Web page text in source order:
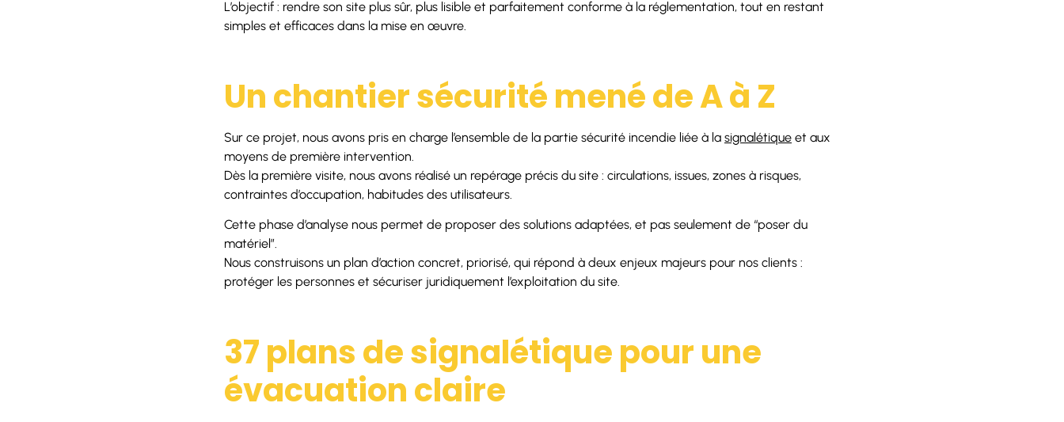
L’objectif : rendre son site plus sûr, plus lisible et parfaitement conforme à la réglementation, tout en restant
simples et efficaces dans la mise en œuvre.
Un chantier sécurité mené de A à Z
Sur ce projet, nous avons pris en charge l’ensemble de la partie sécurité incendie liée à la signalétique et aux
moyens de première intervention.
Dès la première visite, nous avons réalisé un repérage précis du site : circulations, issues, zones à risques,
contraintes d’occupation, habitudes des utilisateurs.
Cette phase d’analyse nous permet de proposer des solutions adaptées, et pas seulement de “poser du
matériel”.
Nous construisons un plan d’action concret, priorisé, qui répond à deux enjeux majeurs pour nos clients :
protéger les personnes et sécuriser juridiquement l’exploitation du site.
37 plans de signalétique pour une
évacuation claire